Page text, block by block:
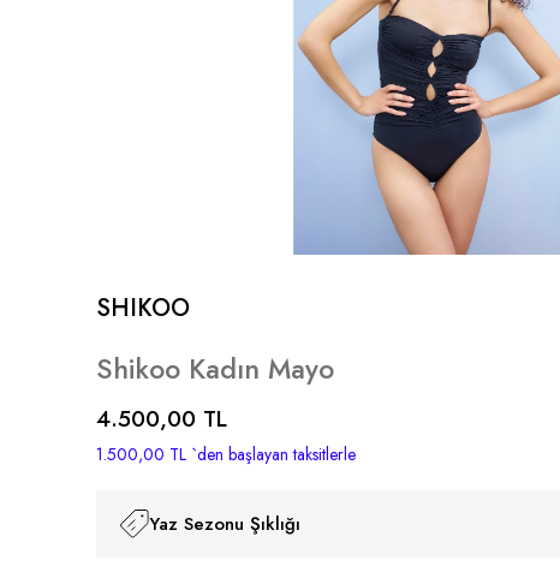
SHIKOO
Shikoo Kadın Mayo
4.500,00 TL
1.500,00 TL `den başlayan taksitlerle
Yaz Sezonu Şıklığı